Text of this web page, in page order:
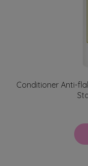
Conditioner Anti-